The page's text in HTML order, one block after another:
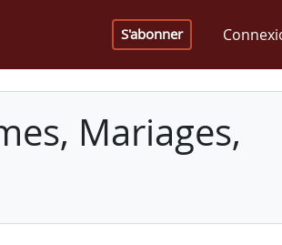
S'abonner
Mariages,